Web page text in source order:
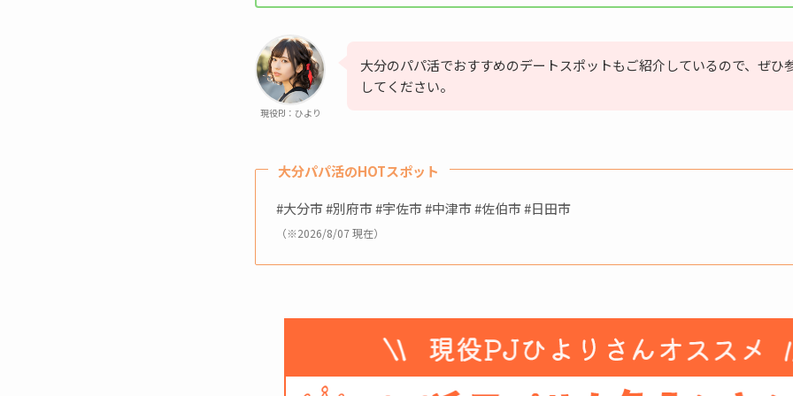
現役PJ：ひより
大分のパパ活でおすすめのデートスポットもご紹介しているので、ぜひ
してください。
大分パパ活のHOTスポット
#大分市 #別府市 #宇佐市 #中津市 #佐伯市 #日田市
（※2026/8/07 現在）